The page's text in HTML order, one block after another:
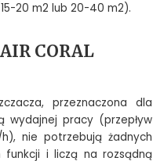
20 m2 lub 20-40 m2).
CORAL
przeznaczona dla
wydajnej pracy (przepływ
nie potrzebują żadnych
funkcji i liczą na rozsądną